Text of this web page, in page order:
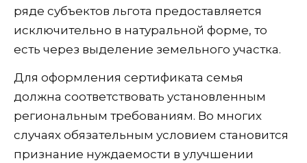
ряде субъектов льгота предоставляется
исключительно в натуральной форме, то
есть через выделение земельного участка.
Для оформления сертификата семья
должна соответствовать установленным
региональным требованиям. Во многих
случаях обязательным условием становится
признание нуждаемости в улучшении